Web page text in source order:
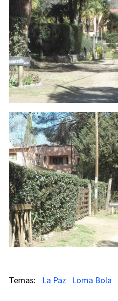
La Paz Loma Bola